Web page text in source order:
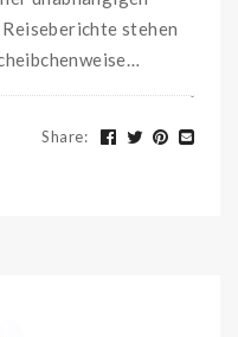
stehen
Share: